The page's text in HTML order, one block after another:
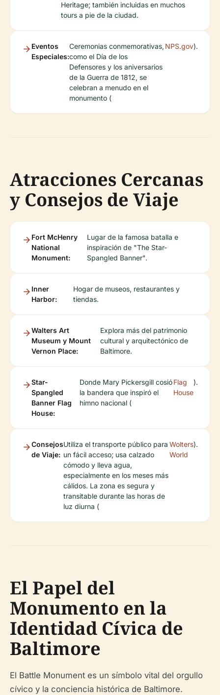
Heritage; también incluidas en muchos
tours a pie de la ciudad.
Eventos
Especiales:
Ceremonias conmemorativas,
como el Día de los
Defensores y los aniversarios
de la Guerra de 1812, se
celebran a menudo en el
monumento (
NPS.gov).
Atracciones Cercanas
y Consejos de Viaje
Fort McHenry
National
Monument:
Lugar de la famosa batalla e
inspiración de "The Star-
Spangled Banner".
Inner
Harbor:
Hogar de museos, restaurantes y
tiendas.
Walters Art
Museum y Mount
Vernon Place:
Explora más del patrimonio
cultural y arquitectónico de
Baltimore.
Star-
Spangled
Banner Flag
House:
Donde Mary Pickersgill cosió
la bandera que inspiró el
himno nacional (
Flag
House
).
Consejos
de Viaje:
Utiliza el transporte público para
un fácil acceso; usa calzado
cómodo y lleva agua,
especialmente en los meses más
cálidos. La zona es segura y
transitable durante las horas de
luz diurna (
Wolters
World
).
El Papel del
Monumento en la
Identidad Cívica de
Baltimore
El Battle Monument es un símbolo vital del orgullo
cívico y la conciencia histórica de Baltimore.